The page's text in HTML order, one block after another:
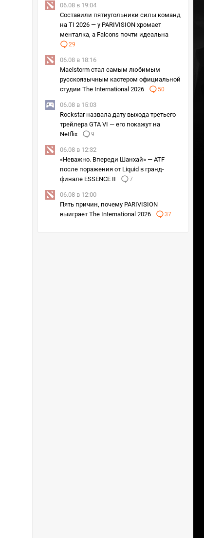
06.08 в 19:04
Составили пятиугольники силы команд
на TI 2026 — у PARIVISION хромает
менталка, а Falcons почти идеальна
29
06.08 в 18:16
Maelstorm стал самым любимым
русскоязычным кастером официальной
студии The International 2026
50
06.08 в 15:03
Rockstar назвала дату выхода третьего
трейлера GTA VI — его покажут на
Netflix
9
06.08 в 12:32
«Неважно. Впереди Шанхай» — ATF
после поражения от Liquid в гранд-
финале ESSENCE II
7
06.08 в 12:00
Пять причин, почему PARIVISION
выиграет The International 2026
37